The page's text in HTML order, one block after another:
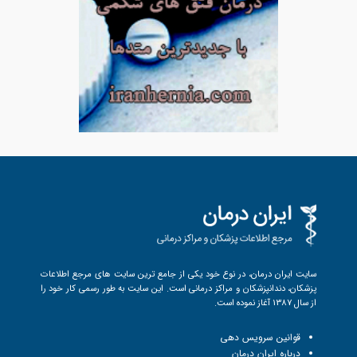
سایت ایران درمان، در نوع خود یکی از جامع ترین سایت های مرجع اطلاعات
پزشکان، دندانپزشکان و مراکز درمانی است. این سایت به طور رسمی کار خود را
از سال 1387 آغاز نموده است.
قوانین سرویس دهی
درباره ایران درمان